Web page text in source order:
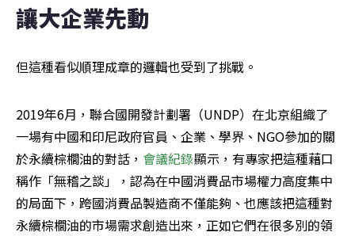
讓大企業先動
但這種看似順理成章的邏輯也受到了挑戰。
2019年6月，聯合國開發計劃署（UNDP）在北京組織了
一場有中國和印尼政府官員、企業、學界、NGO參加的關
於永續棕櫚油的對話， 會議紀錄顯示，有專家把這種藉口
稱作「無稽之談」，認為在中國消費品市場權力高度集中
的局面下，跨國消費品製造商不僅能夠、也應該把這種對
永續棕櫚油的市場需求創造出來，正如它們在很多別的領